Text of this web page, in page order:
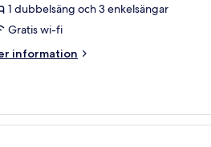
1 dubbelsäng och 3 enkelsängar
Gratis wi-fi
information
utsikt över staden genom stora fönster.